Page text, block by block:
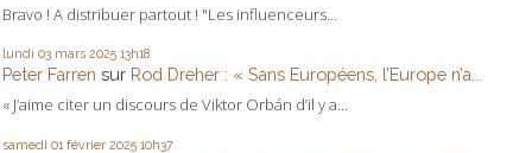
Bravo ! A distribuer partout ! "Les influenceurs...
lundi 03 mars 2025 13h18
Peter Farren sur Rod Dreher : « Sans Européens, l’Europe n’a...
« J’aime citer un discours de Viktor Orbán d’il y a...
samedi 01 février 2025 10h37